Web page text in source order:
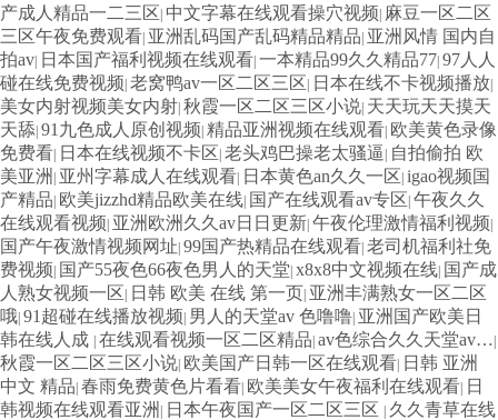
产成人精品一二三区| 中文字幕在线观看操穴视频| 麻豆一区二区
三区午夜免费观看| 亚洲乱码国产乱码精品精品| 亚洲风情 国内自
拍av| 日本国产福利视频在线观看| 一本精品99久久精品77| 97人人
碰在线免费视频| 老窝鸭av一区二区三区| 日本在线不卡视频播放|
美女内射视频美女内射| 秋霞一区二区三区小说| 天天玩天天摸天
天舔| 91九色成人原创视频| 精品亚洲视频在线观看| 欧美黄色录像
免费看| 日本在线视频不卡区| 老头鸡巴操老太骚逼 | 自拍偷拍 欧
美亚洲 | 亚州字幕成人在线观看| 日本黄色an久久一区| igao视频国
产精品| 欧美jizzhd精品欧美在线| 国产在线观看av专区| 午夜久久
在线观看视频| 亚洲欧洲久久av日日更新| 午夜伦理激情福利视频|
国产午夜激情视频网址| 99国产热精品在线观看| 老司机福利社免
费视频| 国产55夜色66夜色男人的天堂| x8x8中文视频在线| 国产成
人熟女视频一区| 日韩 欧美 在线 第一页| 亚洲丰满熟女一区二区
哦| 91超碰在线播放视频| 男人的天堂av 色噜噜| 亚洲国产欧美日
韩在线人成 | 在线观看视频一区二区精品| av色综合久久天堂av…|
秋霞一区二区三区小说| 欧美国产日韩一区在线观看| 日韩 亚洲
中文 精品| 春雨免费黄色片看看| 欧美美女午夜福利在线观看| 日
韩视频在线观看亚洲 | 日本午夜国产一区二区三区 | 久久青草在线